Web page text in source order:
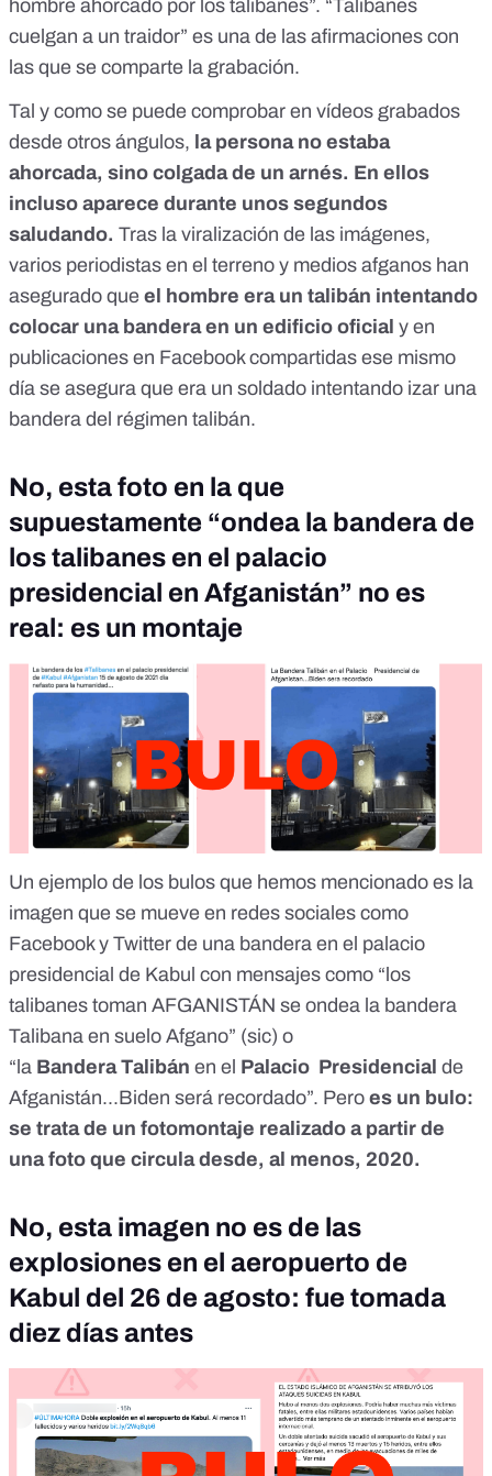
hombre ahorcado por los talibanes”. “Talibanes
cuelgan a un traidor” es una de las afirmaciones con
las que se comparte la grabación.
Tal y como se puede comprobar en vídeos grabados
desde otros ángulos, la persona no estaba
ahorcada, sino colgada de un arnés. En ellos
incluso aparece durante unos segundos
saludando. Tras la viralización de las imágenes,
varios periodistas en el terreno y medios afganos han
asegurado que el hombre era un talibán intentando
colocar una bandera en un edificio oficial y en
publicaciones en Facebook compartidas ese mismo
día se asegura que era un soldado intentando izar una
bandera del régimen talibán.
No, esta foto en la que
supuestamente “ondea la bandera de
los talibanes en el palacio
presidencial en Afganistán” no es
real: es un montaje
Un ejemplo de los bulos que hemos mencionado es la
imagen que se mueve en redes sociales como
Facebook y Twitter de una bandera en el palacio
presidencial de Kabul con mensajes como “los
talibanes toman AFGANISTÁN se ondea la bandera
Talibana en suelo Afgano” (sic) o
“la Bandera Talibán en el Palacio Presidencial de
Afganistán...Biden será recordado”. Pero es un bulo:
se trata de un fotomontaje realizado a partir de
una foto que circula desde, al menos, 2020.
No, esta imagen no es de las
explosiones en el aeropuerto de
Kabul del 26 de agosto: fue tomada
diez días antes